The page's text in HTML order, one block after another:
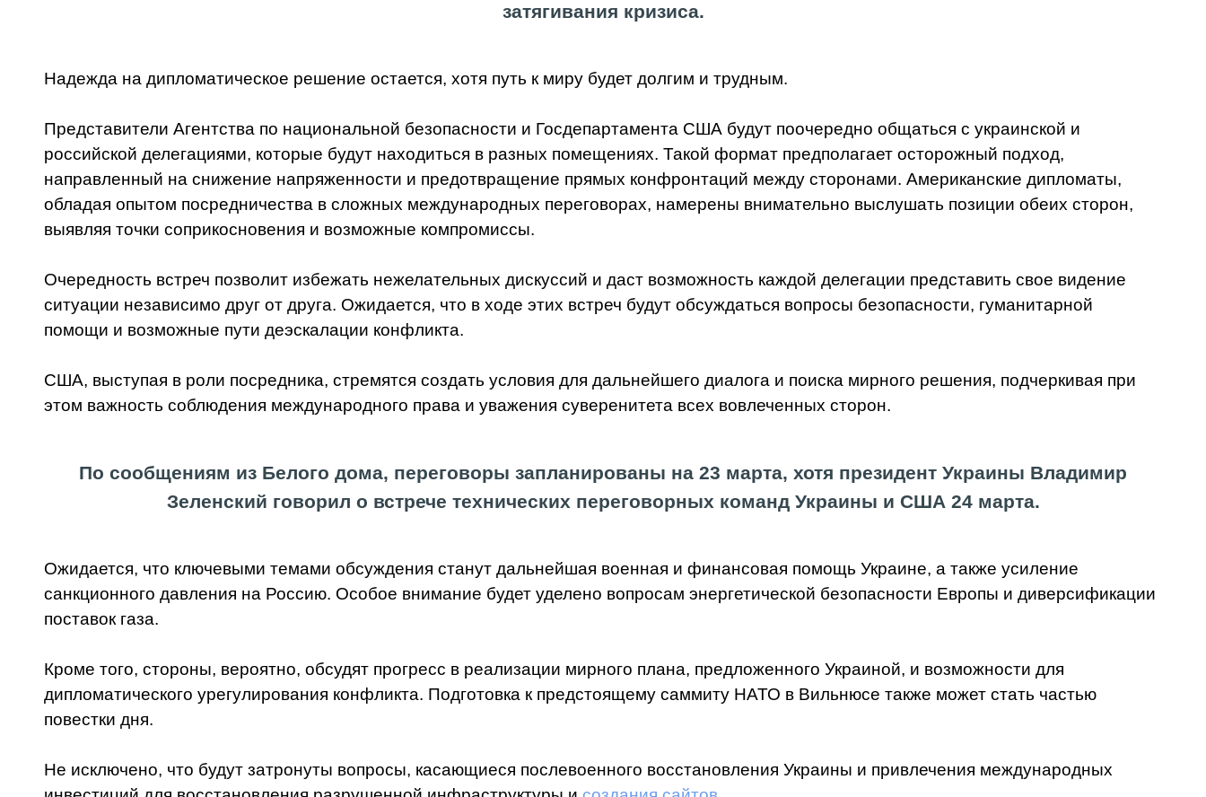
затягивания кризиса.
Надежда на дипломатическое решение остается, хотя путь к миру будет долгим и трудным.
Представители Агентства по национальной безопасности и Госдепартамента США будут поочередно общаться с украинской и
российской делегациями, которые будут находиться в разных помещениях. Такой формат предполагает осторожный подход,
направленный на снижение напряженности и предотвращение прямых конфронтаций между сторонами. Американские дипломаты,
обладая опытом посредничества в сложных международных переговорах, намерены внимательно выслушать позиции обеих сторон,
выявляя точки соприкосновения и возможные компромиссы.
Очередность встреч позволит избежать нежелательных дискуссий и даст возможность каждой делегации представить свое видение
ситуации независимо друг от друга. Ожидается, что в ходе этих встреч будут обсуждаться вопросы безопасности, гуманитарной
помощи и возможные пути деэскалации конфликта.
США, выступая в роли посредника, стремятся создать условия для дальнейшего диалога и поиска мирного решения, подчеркивая при
этом важность соблюдения международного права и уважения суверенитета всех вовлеченных сторон.
По сообщениям из Белого дома, переговоры запланированы на 23 марта, хотя президент Украины Владимир
Зеленский говорил о встрече технических переговорных команд Украины и США 24 марта.
Ожидается, что ключевыми темами обсуждения станут дальнейшая военная и финансовая помощь Украине, а также усиление
санкционного давления на Россию. Особое внимание будет уделено вопросам энергетической безопасности Европы и диверсификации
поставок газа.
Кроме того, стороны, вероятно, обсудят прогресс в реализации мирного плана, предложенного Украиной, и возможности для
дипломатического урегулирования конфликта. Подготовка к предстоящему саммиту НАТО в Вильнюсе также может стать частью
повестки дня.
Не исключено, что будут затронуты вопросы, касающиеся послевоенного восстановления Украины и привлечения международных